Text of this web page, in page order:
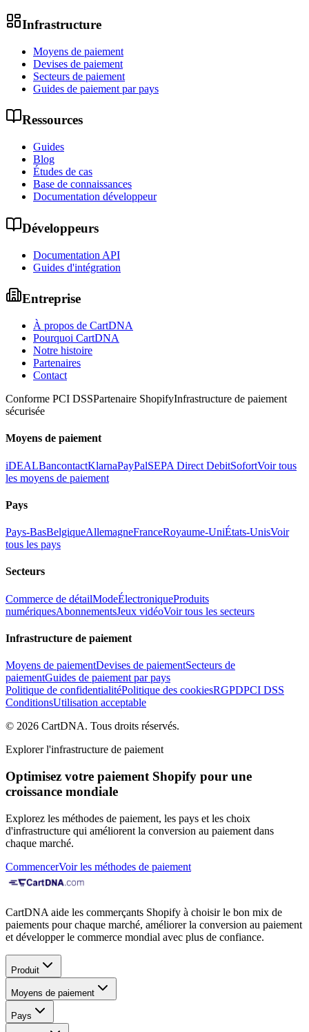
Infrastructure
Moyens de paiement
Devises de paiement
Secteurs de paiement
Guides de paiement par pays
Ressources
Guides
Blog
Études de cas
Base de connaissances
Documentation développeur
Développeurs
Documentation API
Guides d'intégration
Entreprise
À propos de CartDNA
Pourquoi CartDNA
Notre histoire
Partenaires
Contact
Conforme PCI DSSPartenaire ShopifyInfrastructure de paiement
sécurisée
Moyens de paiement
iDEALBancontactKlarnaPayPalSEPA Direct DebitSofortVoir tous
les moyens de paiement
Pays
Pays-BasBelgiqueAllemagneFranceRoyaume-UniÉtats-UnisVoir
tous les pays
Secteurs
Commerce de détailModeÉlectroniqueProduits
numériquesAbonnementsJeux vidéoVoir tous les secteurs
Infrastructure de paiement
Moyens de paiementDevises de paiementSecteurs de
paiementGuides de paiement par pays
Politique de confidentialitéPolitique des cookiesRGPDPCI DSS
ConditionsUtilisation acceptable
© 2026 CartDNA. Tous droits réservés.
Explorer l'infrastructure de paiement
Optimisez votre paiement Shopify pour une
croissance mondiale
Explorez les méthodes de paiement, les pays et les choix
d'infrastructure qui améliorent la conversion au paiement dans
chaque marché.
CommencerVoir les méthodes de paiement
CartDNA aide les commerçants Shopify à choisir le bon mix de
paiements pour chaque marché, améliorer la conversion au paiement
et développer le commerce mondial avec plus de confiance.
Produit
Moyens de paiement
Pays